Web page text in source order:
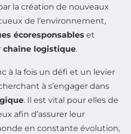
la création de nouveaux
de l’environnement,
écoresponsables et
chaîne logistique.
à la fois un défi et un levier
à s’engager dans
. Il est vital pour elles de
afin d’assurer leur
en constante évolution,